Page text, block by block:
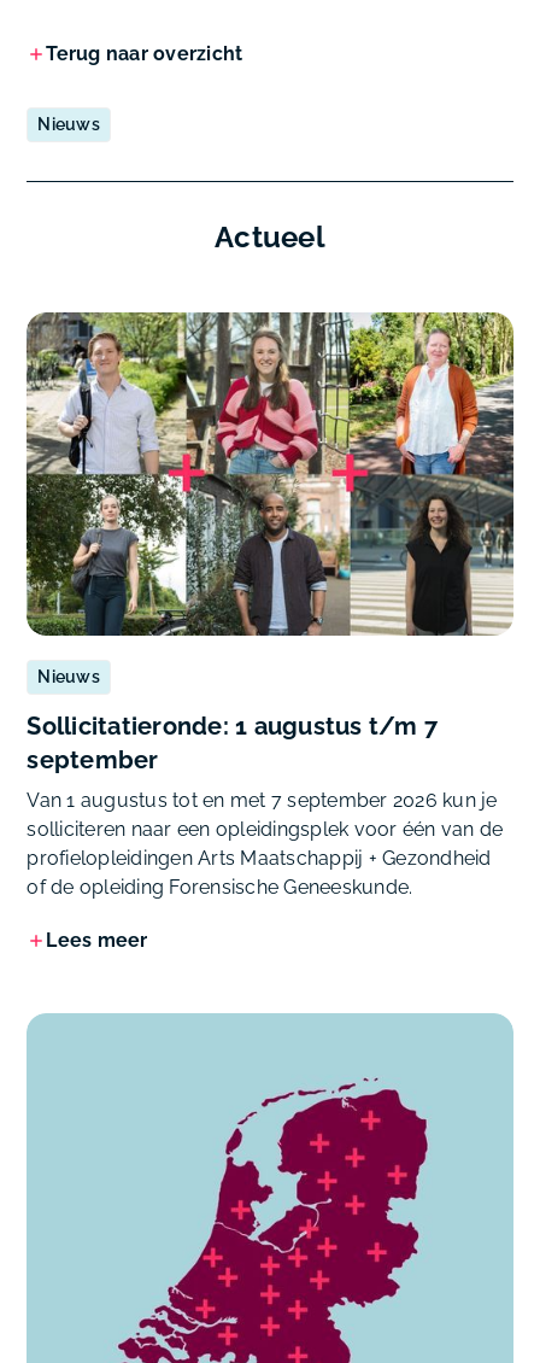
Terug naar overzicht
Nieuws
Actueel
Nieuws
Sollicitatieronde: 1 augustus t/m 7
september
Van 1 augustus tot en met 7 september 2026 kun je
solliciteren naar een opleidingsplek voor één van de
profielopleidingen Arts Maatschappij + Gezondheid
of de opleiding Forensische Geneeskunde.
Lees meer